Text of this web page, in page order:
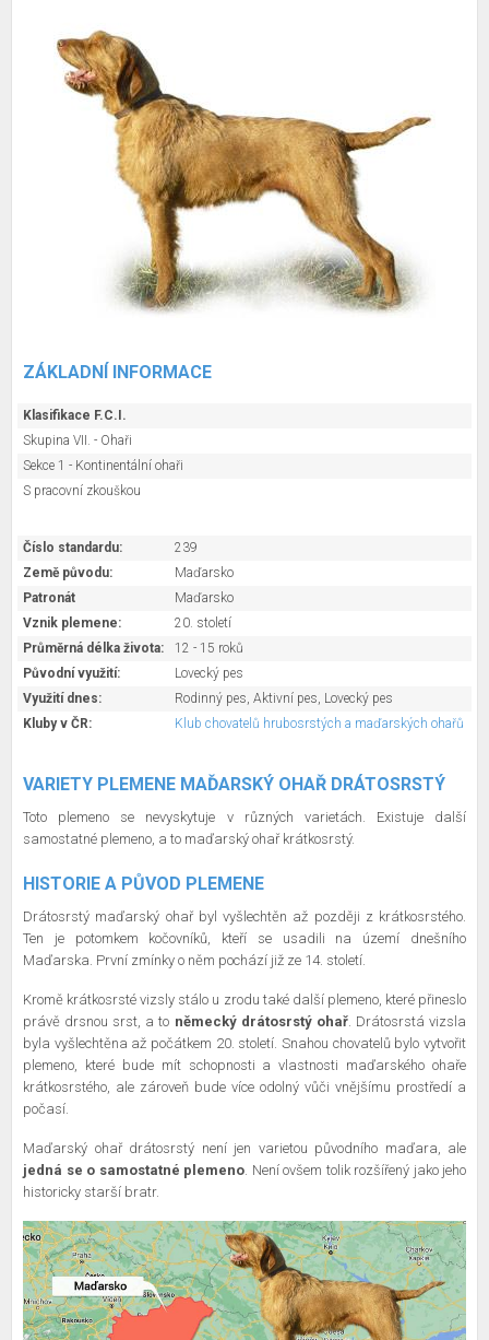
ZÁKLADNÍ INFORMACE
Klasifikace F.C.I.
Skupina VII. - Ohaři
Sekce 1 - Kontinentální ohaři
S pracovní zkouškou
Číslo standardu:
239
Země původu:
Maďarsko
Patronát
Maďarsko
Vznik plemene:
20. století
Průměrná délka života:
12 - 15 roků
Původní využití:
Lovecký pes
Využití dnes:
Rodinný pes, Aktivní pes, Lovecký pes
Kluby v ČR:
Klub chovatelů hrubosrstých a maďarských ohařů
VARIETY PLEMENE MAĎARSKÝ OHAŘ DRÁTOSRSTÝ
Toto plemeno se nevyskytuje v různých varietách. Existuje další
samostatné plemeno, a to maďarský ohař krátkosrstý.
HISTORIE A PŮVOD PLEMENE
Drátosrstý maďarský ohař byl vyšlechtěn až později z krátkosrstého.
Ten je potomkem kočovníků, kteří se usadili na území dnešního
Maďarska. První zmínky o něm pochází již ze 14. století.
Kromě krátkosrsté vizsly stálo u zrodu také další plemeno, které přineslo
právě drsnou srst, a to německý drátosrstý ohař. Drátosrstá vizsla
byla vyšlechtěna až počátkem 20. století. Snahou chovatelů bylo vytvořit
plemeno, které bude mít schopnosti a vlastnosti maďarského ohaře
krátkosrstého, ale zároveň bude více odolný vůči vnějšímu prostředí a
počasí.
Maďarský ohař drátosrstý není jen varietou původního maďara, ale
jedná se o samostatné plemeno. Není ovšem tolik rozšířený jako jeho
historicky starší bratr.